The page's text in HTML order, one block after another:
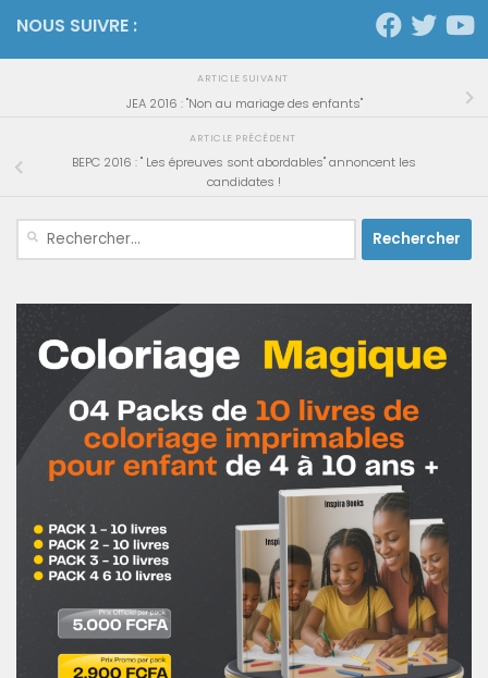
NOUS SUIVRE :
ARTICLE SUIVANT
JEA 2016 : "Non au mariage des enfants"
ARTICLE PRÉCÉDENT
BEPC 2016 : " Les épreuves sont abordables" annoncent les
candidates !
Rechercher :